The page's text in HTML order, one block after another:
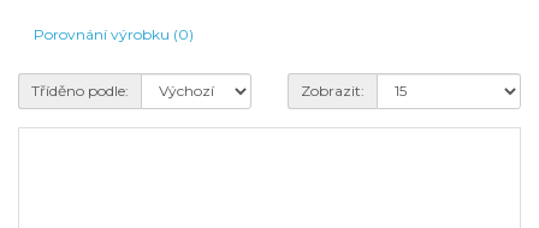
Porovnání výrobku (0)
Tříděno podle: Zobrazit: